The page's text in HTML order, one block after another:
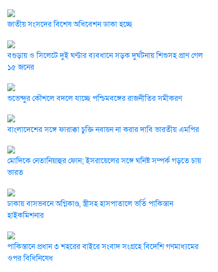
জাতীয় সংসদের বিশেষ অধিবেশন ডাকা হচ্ছে
বগুড়ায় ও সিলেটে দুই ঘণ্টার ব্যবধানে সড়ক দুর্ঘটনায় শিশুসহ প্রাণ গেল
১৫ জনের
শুভেন্দুর কৌশলে বদলে যাচ্ছে পশ্চিমবঙ্গের রাজনীতির সমীকরণ
বাংলাদেশের সঙ্গে ফারাক্কা চুক্তি নবায়ন না করার দাবি ভারতীয় এমপির
মোদিকে নেতানিয়াহুর ফোন; ইসরায়েলের সঙ্গে ঘনিষ্ট সম্পর্ক গড়তে চায়
ভারত
ঢাকায় বাসভবনে অগ্নিকাণ্ড, স্ত্রীসহ হাসপাতালে ভর্তি পাকিস্তান
হাইকমিশনার
পাকিস্তানে প্রধান ৩ শহরের বাইরে সংবাদ সংগ্রহে বিদেশি গণমাধ্যমের
ওপর বিধিনিষেধ